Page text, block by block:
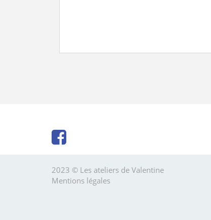
2023 © Les ateliers de Valentine
Mentions légales